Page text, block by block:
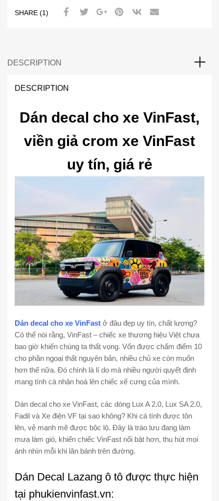
SHARE (1)
DESCRIPTION
DESCRIPTION
Dán decal cho xe VinFast,
viền giả crom xe VinFast
uy tín, giá rẻ
Dán decal cho xe VinFast ở đâu đẹp uy tín, chất lượng?
Có thể nói rằng, VinFast – chiếc xe thương hiệu Việt chưa
bao giờ khiến chúng ta thất vọng. Vốn được chấm điểm 10
cho phần ngoại thất nguyên bản, nhiều chủ xe còn muốn
hơn thế nữa. Đó chính là lí do mà nhiều người quyết định
mang tính cá nhân hoá lên chiếc xế cưng của mình.
Dán decal cho xe VinFast, các dòng Lux A 2.0, Lux SA 2.0,
Fadil và Xe điện VF tại sao không? Khi cá tính được tôn
lên, vẻ mạnh mẽ được bộc lộ. Đây là trào lưu đang làm
mưa làm gió, khiến chiếc VinFast nổi bật hơn, thu hút mọi
ánh nhìn mỗi khi lăn bánh trên đường.
Dán Decal Lazang ô tô được thực hiện
tại phukienvinfast.vn: